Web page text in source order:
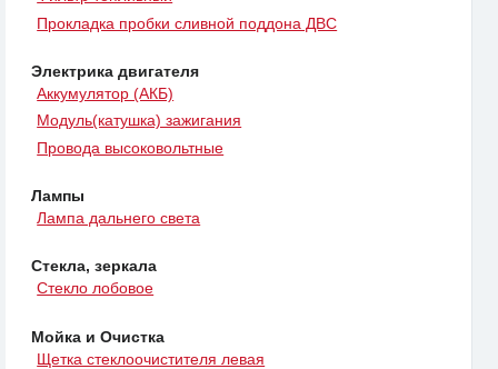
Прокладка пробки сливной поддона ДВС
Электрика двигателя
Аккумулятор (АКБ)
Модуль(катушка) зажигания
Провода высоковольтные
Лампы
Лампа дальнего света
Стекла, зеркала
Стекло лобовое
Мойка и Очистка
Щетка стеклоочистителя левая